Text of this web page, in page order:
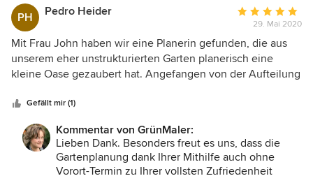
Zeiten - absolut gelohnt, denn wir können uns jetzt jeden
Tag wie im Urlaub fühlen. Besten Dank für die tollen Ideen
und die vielen hilfreichen Tipps und Kniffe. Wir empfehlen
Frau John jederzeit weiter.
PH Pedro Heider
Bewertung:
5
von
5
29. Mai 2020
Mit Frau John haben wir eine Planerin gefunden, die aus
unserem eher unstrukturierten Garten planerisch eine
kleine Oase gezaubert hat. Angefangen von der Aufteilung
sowie der neuen Terrasse bis hin zum Vorschlag der
Pflanzen und der Beleuchtung hat Frau John voll unseren
Nerv getroffen. Nun freuen wir uns auf die praktische
Umsetzung. Wir werden sie jederzeit gerne
weiterempfehlen.
Gefällt mir (1)
Kommentar von GrünMaler:
Lieben Dank. Besonders freut es uns, dass die
Gartenplanung dank Ihrer Mithilfe auch ohne
Vorort-Termin zu Ihrer vollsten Zufriedenheit